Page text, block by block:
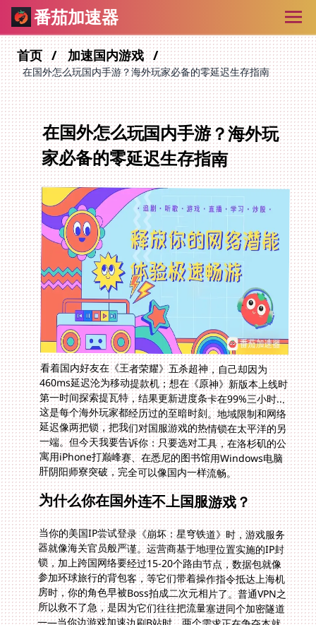
番茄加速器
首页 加速国内游戏
在国外怎么玩国内手游？海外玩家必备的零延迟生存指南
在国外怎么玩国内手游？海外玩
家必备的零延迟生存指南
看着国内好友在《王者荣耀》五杀超神，自己却因为
460ms延迟沦为移动提款机；想在《原神》新版本上线时
第一时间探索提瓦特，结果更新进度条卡在99%三小时...
这是每个海外玩家都经历过的至暗时刻。地域限制和网络
延迟像两把锁，把我们对国服游戏的热情锁在太平洋的另
一端。但今天我要告诉你：只要选对工具，在洛杉矶的公
寓用iPhone打巅峰赛、在悉尼的图书馆用Windows电脑
肝阴阳师寮突破，完全可以像国内一样流畅。
为什么你在国外连不上国服游戏？
当你的美国IP尝试登录《崩坏：星穹铁道》时，游戏服务
器就像海关官员般严谨。运营商基于地理位置实施的IP封
锁，加上跨国网络要经过15-20个路由节点，数据包就像
参加环球旅行的背包客，等它们带着操作指令抵达上海机
房时，你的角色早被Boss拍成二次元相片了。普通VPN之
所以救不了急，是因为它们往往把流量塞进同个加密隧道
——当你边游戏加速边刷B站时，两个需求正在争夺本就